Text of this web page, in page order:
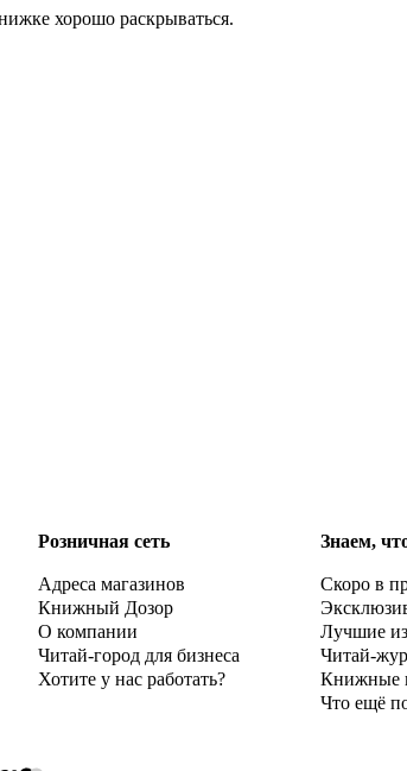
хорошо раскрываться.
Розничная сеть
Адреса магазинов
Книжный Дозор
О компании
Читай-город для бизнеса
Хотите у нас работать?
Знаем,
Скоро в
Лучшие
Читай-
Книжные
Что ещё